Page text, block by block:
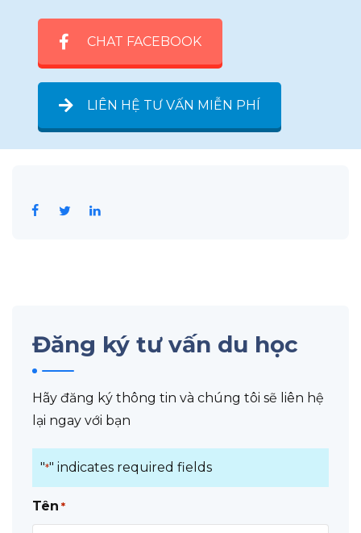
CHAT FACEBOOK
LIÊN HỆ TƯ VẤN MIỄN PHÍ
Đăng ký tư vấn du học
Hãy đăng ký thông tin và chúng tôi sẽ liên hệ
lại ngay với bạn
"*" indicates required fields
Tên *